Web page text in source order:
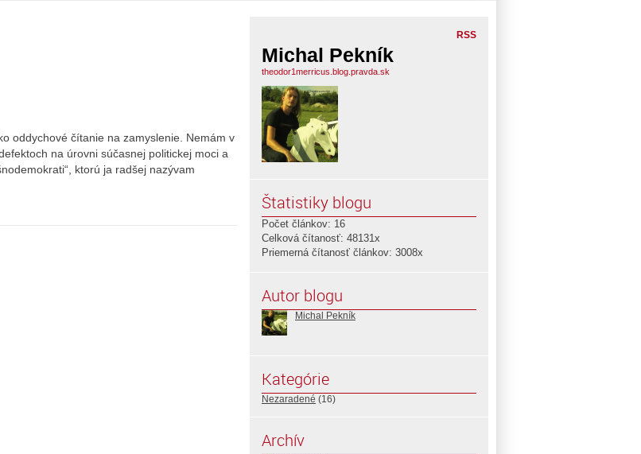
oddychové čítanie na zamyslenie. Nemám v
na úrovni súčasnej politickej moci a
ktorú ja radšej nazývam
RSS
Michal Pekník
theodor1merricus.blog.pravda.sk
Štatistiky blogu
Počet článkov: 16
Celková čítanosť: 48131x
Priemerná čítanosť článkov: 3008x
Autor blogu
Michal Pekník
Kategórie
Nezaradené (16)
Archív